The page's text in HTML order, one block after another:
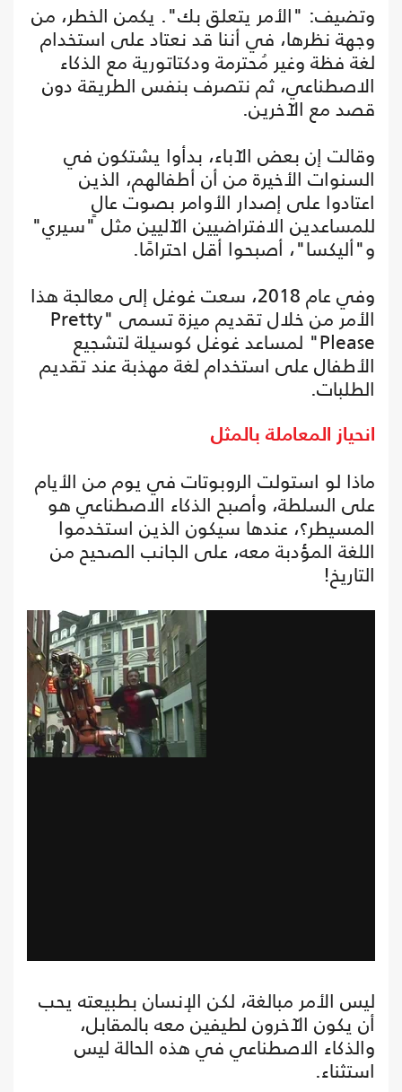
وتضيف: "الأمر يتعلق بك". يكمن الخطر، من
وجهة نظرها، في أننا قد نعتاد على استخدام
لغة فظة وغير مُحترمة ودكتاتورية مع الذكاء
الاصطناعي، ثم نتصرف بنفس الطريقة دون
قصد مع الآخرين.
وقالت إن بعض الآباء، بدأوا يشتكون في
السنوات الأخيرة من أن أطفالهم، الذين
اعتادوا على إصدار الأوامر بصوت عالٍ
للمساعدين الافتراضيين الآليين مثل "سيري"
و"أليكسا"، أصبحوا أقل احترامًا.
وفي عام 2018، سعت غوغل إلى معالجة هذا
الأمر من خلال تقديم ميزة تسمى "Pretty
Please" لمساعد غوغل كوسيلة لتشجيع
الأطفال على استخدام لغة مهذبة عند تقديم
الطلبات.
انحياز المعاملة بالمثل
ماذا لو استولت الروبوتات في يوم من الأيام
على السلطة، وأصبح الذكاء الاصطناعي هو
المسيطر؟، عندها سيكون الذين استخدموا
اللغة المؤدبة معه، على الجانب الصحيح من
التاريخ!
ليس الأمر مبالغة، لكن الإنسان بطبيعته يحب
أن يكون الآخرون لطيفين معه بالمقابل،
والذكاء الاصطناعي في هذه الحالة ليس
استثناء.